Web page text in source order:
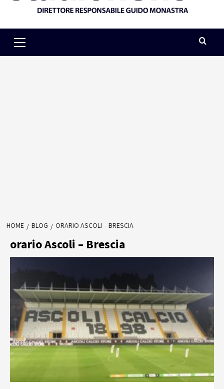
Menu
HOME BLOG ORARIO ASCOLI – BRESCIA
orario Ascoli – Brescia